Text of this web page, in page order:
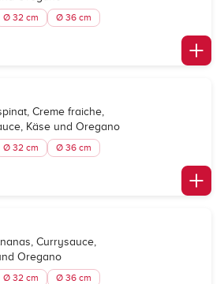
Ø 32 cm Ø 36 cm
Creme fraiche,
Käse und Oregano
Ø 32 cm Ø 36 cm
Currysauce,
Oregano
Ø 32 cm Ø 36 cm